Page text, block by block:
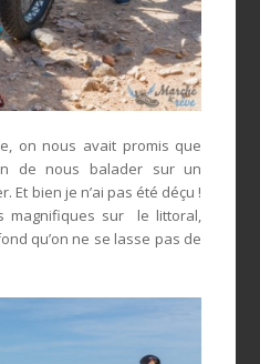
on nous avait promis que
de nous balader sur un
Et bien je n’ai pas été déçu !
magnifiques sur le littoral,
qu’on ne se lasse pas de